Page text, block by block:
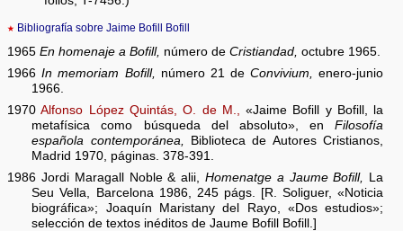
★ Bibliografía sobre Jaime Bofill Bofill
1965En homenaje a Bofill, número deCristiandad, octubre 1965.
1966In memoriam Bofill, número 21 deConvivium, enero-junio
1966.
1970Alfonso López Quintás, O. de M., «Jaime Bofill y Bofill, la
metafísica como búsqueda del absoluto», enFilosofía
española contemporánea, Biblioteca de Autores Cristianos,
Madrid 1970, páginas. 378-391.
1986 Jordi Maragall Noble & alii,Homenatge a Jaume Bofill,
La
Seu Vella, Barcelona 1986, 245 págs. [R. Soliguer, «Noticia
biográfica»; Joaquín Maristany del Rayo, «Dos estudios»;
selección de textos inéditos de Jaume Bofill Bofill.]